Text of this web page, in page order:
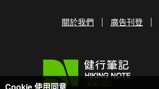
關於我們 廣告刊登